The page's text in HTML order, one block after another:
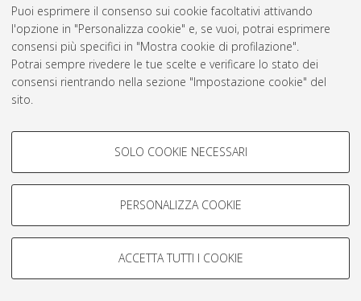
Puoi esprimere il consenso sui cookie facoltativi attivando
l'opzione in "Personalizza cookie" e, se vuoi, potrai esprimere
consensi più specifici in "Mostra cookie di profilazione".
Potrai sempre rivedere le tue scelte e verificare lo stato dei
consensi rientrando nella sezione "Impostazione cookie" del
sito.
COOKIE DI PROFILAZIONE -
Si tratta di cookie utilizzati per analizzare le caratteristiche della
navigazione degli utenti, creare profili in base al loro comportamento
Mostra cookie di profilazione
COOKIE TECNICI - NECESSARI
SOLO COOKIE NECESSARI
PERSONALIZZA COOKIE
ACCETTA TUTTI I COOKIE
Rss 2.0
AMS Laurea
Servizio implementato e gestito da AlmaDL
Informativa sulla privacy
Condizioni d’uso del sito
© ALMA MATER STUDIORUM - Università di Bologna, 2007-2026.